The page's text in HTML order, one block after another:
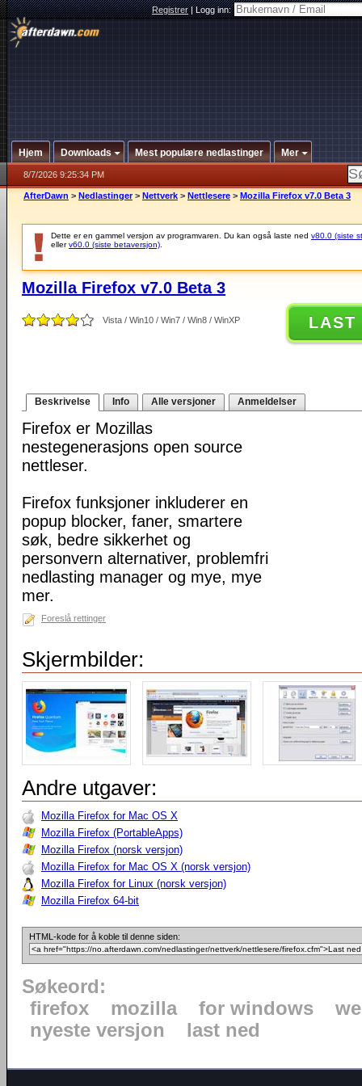
Registrer|Logg inn:
Hjem Downloads Mest populære nedlastinger Mer
8/7/2026 9:25:34 PM
AfterDawn > Nedlastinger > Nettverk > Nettlesere > Mozilla Firefox v7.0 Beta 3
Dette er en gammel versjon av programvaren. Du kan også laste ned v80.0 (siste
ellerv60.0 (siste betaversjon)
Mozilla Firefox v7.0 Beta 3
Vista / Win10 / Win7 / Win8 / WinXP LAST
Beskrivelse Info Alle versjoner Anmeldelser
Firefox er Mozillas
nestegenerasjons open source
nettleser.
Firefox funksjoner inkluderer en
popup blocker, faner, smartere
søk, bedre sikkerhet og
personvern alternativer, problemfri
nedlasting manager og mye, mye
mer.
Foreslå rettinger
Skjermbilder:
Andre utgaver:
Mozilla Firefox for Mac OS X
Mozilla Firefox (PortableApps)
Mozilla Firefox (norsk versjon)
Mozilla Firefox for Mac OS X (norsk versjon)
Mozilla Firefox for Linux (norsk versjon)
Mozilla Firefox 64-bit
HTML-kode for å koble til denne siden:
Søkeord:
firefox
mozilla for windows
nyeste versjon
last ned